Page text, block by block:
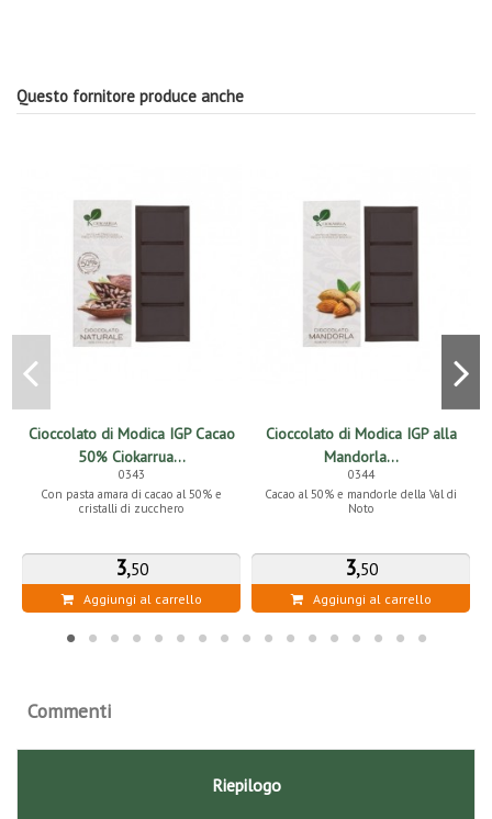
Questo fornitore produce anche
Cioccolato di Modica IGP Cacao
50% Ciokarrua...
0343
Con pasta amara di cacao al 50% e
cristalli di zucchero
3,50
Aggiungi al carrello
Cioccolato di Modica IGP alla
Mandorla...
0344
Cacao al 50% e mandorle della Val di
Noto
3,50
Aggiungi al carrello
Commenti
Riepilogo